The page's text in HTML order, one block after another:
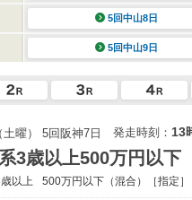
5回中山8日
5回中山9日
曜） 5回阪神7日 発走時刻： 13
3歳以上500万円以下
以上 500万円以下 （混合）［指定］